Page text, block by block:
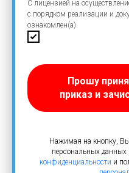
С лицензией на
с порядком реализации и
ознакомлен(а).
Прошу
приказ и
Нажимая на кнопку, Вы
персональных данных
конфиденциальности и